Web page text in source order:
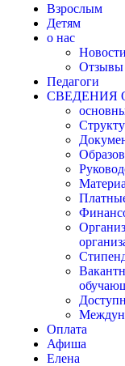
Взрослым
Детям
о нас
Новости
Отзывы
Педагоги
СВЕДЕНИЯ
Оплата
Афиша
Елена